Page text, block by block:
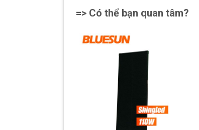
=> Có thể bạn quan tâm?